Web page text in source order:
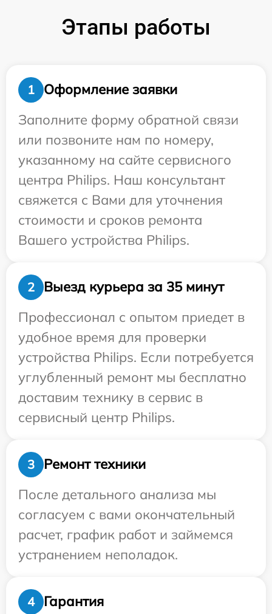
Этапы работы
1
Оформление заявки
Заполните форму обратной связи
или позвоните нам по номеру,
указанному на сайте сервисного
центра Philips. Наш консультант
свяжется с Вами для уточнения
стоимости и сроков ремонта
Вашего устройства Philips.
2
Выезд курьера за 35 минут
Профессионал с опытом приедет в
удобное время для проверки
устройства Philips. Если потребуется
углубленный ремонт мы бесплатно
доставим технику в сервис в
сервисный центр Philips.
3
Ремонт техники
После детального анализа мы
согласуем с вами окончательный
расчет, график работ и займемся
устранением неполадок.
4 Гарантия